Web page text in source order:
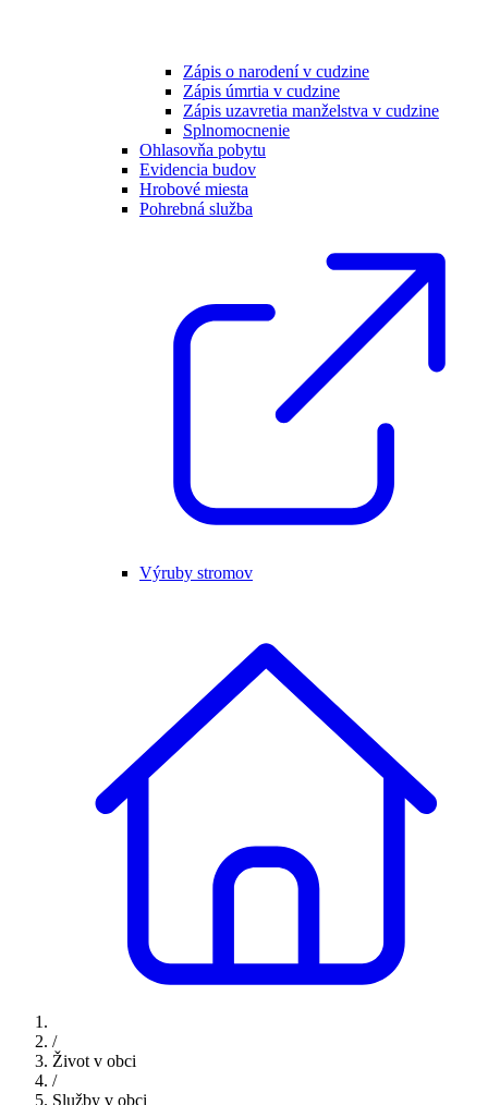
Zápis o narodení v cudzine
Zápis úmrtia v cudzine
Zápis uzavretia manželstva v cudzine
Splnomocnenie
Ohlasovňa pobytu
Evidencia budov
Hrobové miesta
Pohrebná služba
Výruby stromov
/
Život v obci
/
Služby v obci